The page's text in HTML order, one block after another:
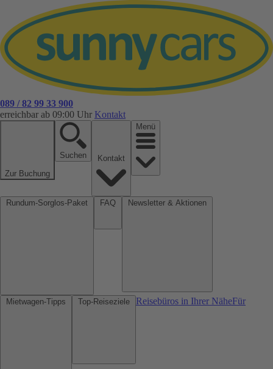
089 / 82 99 33 900
erreichbar ab 09:00 Uhr Kontakt
Zur Buchung
Suchen
Menü
Reisebüros in Ihrer NäheFür